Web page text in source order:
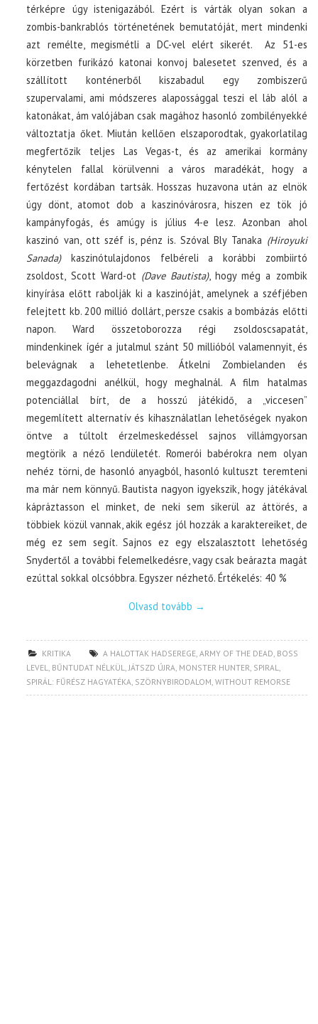
térképre úgy istenigazából. Ezért is várták olyan sokan a
zombis-bankrablós történetének bemutatóját, mert mindenki
azt remélte, megismétli a DC-vel elért sikerét. Az 51-es
körzetben furikázó katonai konvoj balesetet szenved, és a
szállított konténerből kiszabadul egy zombiszerű
szupervalami, ami módszeres alapossággal teszi el láb alól a
katonákat, ám valójában csak magához hasonló zombilényekké
változtatja őket. Miután kellően elszaporodtak, gyakorlatilag
megfertőzik teljes Las Vegas-t, és az amerikai kormány
kénytelen fallal körülvenni a város maradékát, hogy a
fertőzést kordában tartsák. Hosszas huzavona után az elnök
úgy dönt, atomot dob a kaszinóvárosra, hiszen ez tök jó
kampányfogás, és amúgy is július 4-e lesz. Azonban ahol
kaszinó van, ott széf is, pénz is. Szóval Bly Tanaka (Hiroyuki
Sanada)kaszinótulajdonos felbéreli a korábbi zombiirtó
zsoldost, Scott Ward-ot (Dave Bautista), hogy még a zombik
kinyírása előtt rabolják ki a kaszinóját, amelynek a széfjében
felejtett kb. 200 millió dollárt, persze csakis a bombázás előtti
napon. Ward összetoborozza régi zsoldoscsapatát,
mindenkinek ígér a jutalmul szánt 50 millióból valamennyit, és
belevágnak a lehetetlenbe. Átkelni Zombielanden és
meggazdagodni anélkül, hogy meghalnál. A film hatalmas
potenciállal bírt, de a hosszú játékidő, a „viccesen”
megemlített alternatív és kihasználatlan lehetőségek nyakon
öntve a túltolt érzelmeskedéssel sajnos villámgyorsan
megtörik a néző lendületét. Romerói babérokra nem olyan
nehéz törni, de hasonló anyagból, hasonló kultuszt teremteni
ma már nem könnyű. Bautista nagyon igyekszik, hogy játékával
kápráztasson el minket, de neki sem sikerül az áttörés, a
többiek közül vannak, akik egész jól hozzák a karaktereiket, de
még ez sem segít. Sajnos ez egy elszalasztott lehetőség
Snydertől a további felemelkedésre, vagy csak beárazta magát
ezúttal sokkal olcsóbbra. Egyszer nézhető. Értékelés: 40 %
Olvasd tovább →
KRITIKA A HALOTTAK HADSEREGE,ARMY OF THE DEAD, BOSS
LEVEL, BŰNTUDAT NÉLKÜL,JÁTSZD ÚJRA, MONSTER HUNTER, SPIRAL,
SPIRÁL: FŰRÉSZ HAGYATÉKA, SZÖRNYBIRODALOM,WITHOUT REMORSE